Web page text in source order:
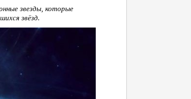
звезды, которые
звёзд.